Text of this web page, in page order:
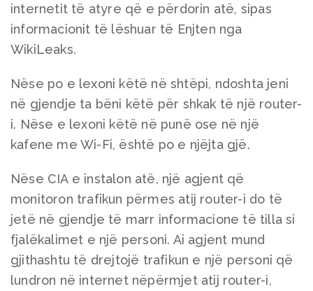
internetit të atyre që e përdorin atë, sipas
informacionit të lëshuar të Enjten nga
WikiLeaks.
Nëse po e lexoni këtë në shtëpi, ndoshta jeni
në gjendje ta bëni këtë për shkak të një router-
i. Nëse e lexoni këtë në punë ose në një
kafene me Wi-Fi, është po e njëjta gjë.
Nëse CIA e instalon atë, një agjent që
monitoron trafikun përmes atij router-i do të
jetë në gjendje të marr informacione të tilla si
fjalëkalimet e një personi. Ai agjent mund
gjithashtu të drejtojë trafikun e një personi që
lundron në internet nëpërmjet atij router-i,